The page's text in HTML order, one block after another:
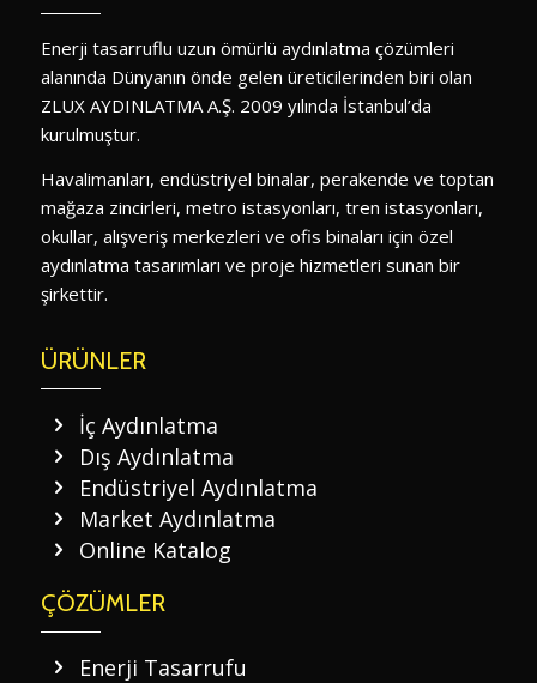
Enerji tasarruflu uzun ömürlü aydınlatma çözümleri
alanında Dünyanın önde gelen üreticilerinden biri olan
ZLUX AYDINLATMA A.Ş. 2009 yılında İstanbul’da
kurulmuştur.
Havalimanları, endüstriyel binalar, perakende ve toptan
mağaza zincirleri, metro istasyonları, tren istasyonları,
okullar, alışveriş merkezleri ve ofis binaları için özel
aydınlatma tasarımları ve proje hizmetleri sunan bir
şirkettir.
ÜRÜNLER
İç Aydınlatma
Dış Aydınlatma
Endüstriyel Aydınlatma
Market Aydınlatma
Online Katalog
ÇÖZÜMLER
Enerji Tasarrufu